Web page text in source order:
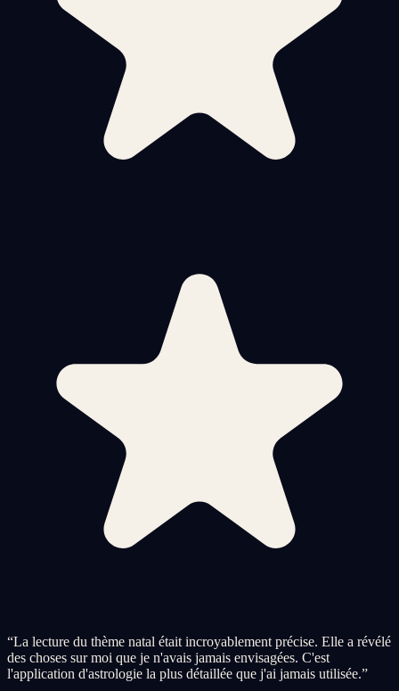
“La lecture du thème natal était incroyablement précise. Elle a révélé
des choses sur moi que je n'avais jamais envisagées. C'est
l'application d'astrologie la plus détaillée que j'ai jamais utilisée.”